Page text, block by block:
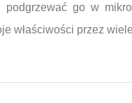
go w
właściwości przez